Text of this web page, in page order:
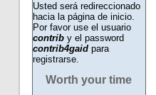
Usted será redireccionado
hacia la página de inicio.
Por favor use el usuario
contriby el password
contrib4gaidpara
registrarse.
Worth your time